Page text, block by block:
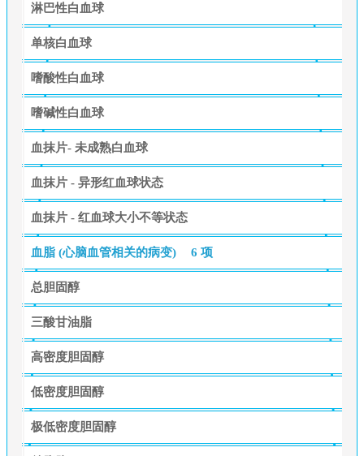
淋巴性白血球
单核白血球
嗜酸性白血球
嗜碱性白血球
血抹片- 未成熟白血球
血抹片 - 异形红血球状态
血抹片 - 红血球大小不等状态
血脂 (心脑血管相关的病变) 6 项
总胆固醇
三酸甘油脂
高密度胆固醇
低密度胆固醇
极低密度胆固醇